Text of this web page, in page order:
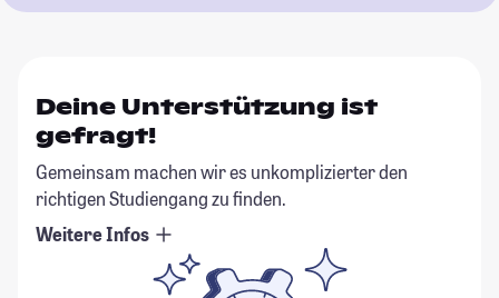
Deine Unterstützung ist
gefragt!
Gemeinsam machen wir es unkomplizierter den
richtigen Studiengang zu finden.
Weitere Infos